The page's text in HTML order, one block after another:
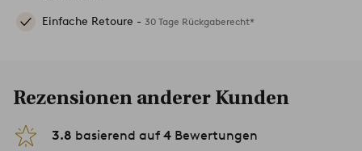
Einfache Retoure - 30 Tage Rückgaberecht*
Rezensionen anderer Kunden
3.8 basierend auf 4 Bewertungen